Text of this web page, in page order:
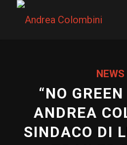
NEWS
“NO
ANDREA
SINDACO DI